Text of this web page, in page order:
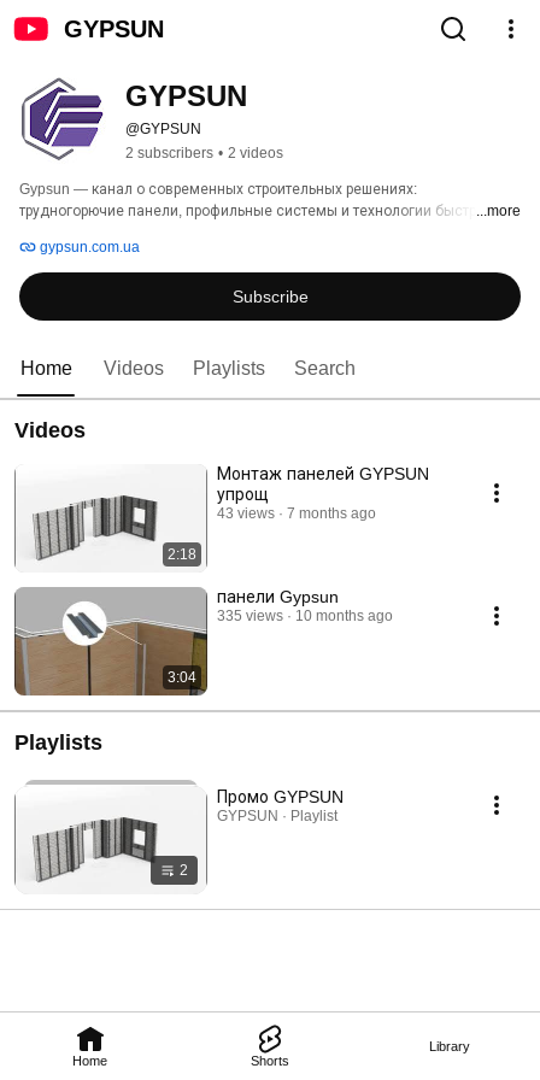
GYPSUN
Home Shorts
Library
GYPSUN
@GYPSUN
2 subscribers • 2 videos
Gypsun — канал о современных строительных решениях:
трудногорючие панели, профильные системы и технологии быстрого
интерьеры с минимальными затратами времени и усилий.
Практические советы, обзоры материалов и инструкции по установке
— всё, что нужно специалистам и тем, кто ценит качество.
...more
gypsun.com.ua
Subscribe
Home Videos Playlists Search
Videos
2:18
Монтаж панелей GYPSUN
упрощ
43 views 7 months ago
3:04
панели Gypsun
335 views 10 months ago
Playlists
2
Промо GYPSUN
GYPSUN · Playlist